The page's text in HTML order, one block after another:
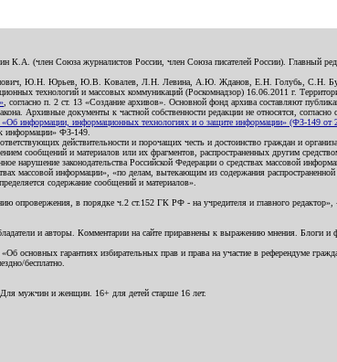
К.А. (член Союза журналистов России, член Союза писателей России). Главный
Ю.Н. Юрьев, Ю.В. Ковалев, Л.Н. Левина, А.Ю. Жданов, Е.Н. Голубь, С.Н.
технологий и массовых коммуникаций (Роскомнадзор) 16.06.2011 г.
, согласно п. 2 ст. 13 «Создание архивов». Основной фонд архива составляют
Архивные документы к частной собственности редакции не относятся, согласно
информации, информационных технологиях и о защите информации» (ФЗ-149 от
информации» ФЗ-149.
действительности и порочащих честь и достоинство граждан и
сообщений и материалов или их фрагментов, распространенных другим
нарушение законодательства Российской Федерации о средствах массовой
информации», «по делам, вытекающим из содержания распространенной
содержание сообщений и материалов».
в порядке ч.2 ст.152 ГК РФ - на учредителя и главного редактор», -
и авторы. Комментарии на сайте приравнены к выражению мнения. Блоги
гарантиях избирательных прав и права на участие в референдуме
бесплатно.
Для мужчин и женщин. 16+ для детей старше 16 лет.